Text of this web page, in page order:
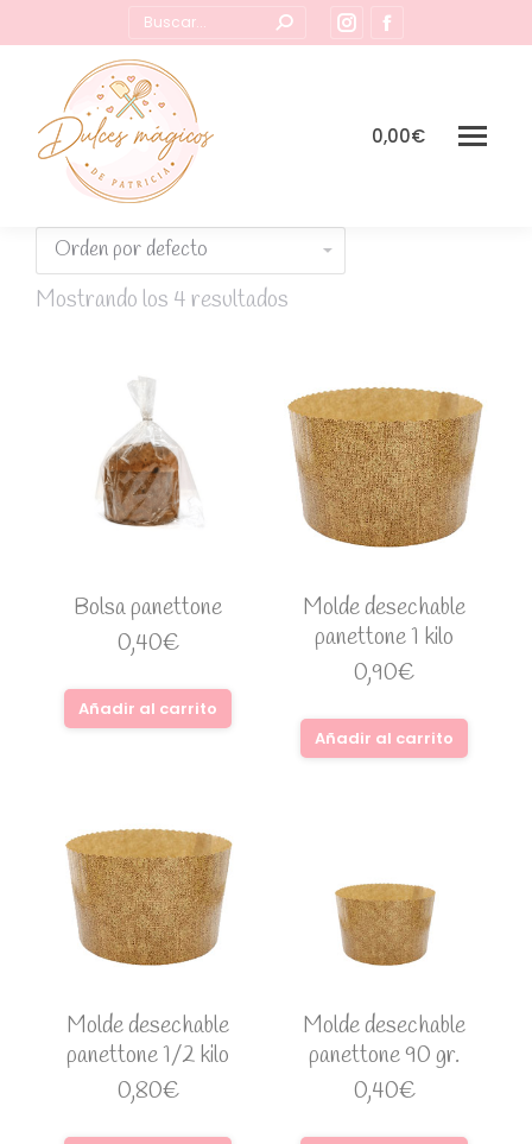
Buscar:
Instagram
page
new
page
in
0,00€
Mostrando los 4 resultados
Bolsa panettone
0,40€
Añadir al carrito
Molde desechable
panettone 1 kilo
0,90€
Añadir al carrito
Molde desechable
panettone 1/2 kilo
0,80€
Molde desechable
panettone 90 gr.
0,40€